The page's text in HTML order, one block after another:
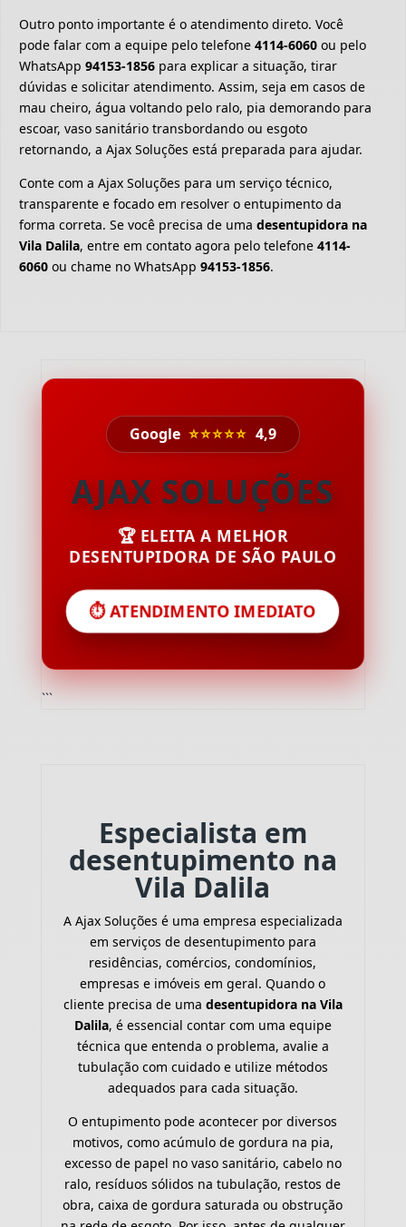
Outro ponto importante é o atendimento direto. Você
pode falar com a equipe pelo telefone 4114-6060 ou pelo
WhatsApp 94153-1856 para explicar a situação, tirar
dúvidas e solicitar atendimento. Assim, seja em casos de
mau cheiro, água voltando pelo ralo, pia demorando para
escoar, vaso sanitário transbordando ou esgoto
retornando, a Ajax Soluções está preparada para ajudar.
Conte com a Ajax Soluções para um serviço técnico,
transparente e focado em resolver o entupimento da
forma correta. Se você precisa de uma desentupidora na
Vila Dalila, entre em contato agora pelo telefone 4114-
6060 ou chame no WhatsApp 94153-1856.
Google ⭐⭐⭐⭐⭐ 4,9
AJAX SOLUÇÕES
🏆 ELEITA A MELHOR
DESENTUPIDORA DE SÃO PAULO
⏱️ ATENDIMENTO IMEDIATO
```
Especialista em
desentupimento na
Vila Dalila
A Ajax Soluções é uma empresa especializada
em serviços de desentupimento para
residências, comércios, condomínios,
empresas e imóveis em geral. Quando o
cliente precisa de uma desentupidora na Vila
Dalila, é essencial contar com uma equipe
técnica que entenda o problema, avalie a
tubulação com cuidado e utilize métodos
adequados para cada situação.
O entupimento pode acontecer por diversos
motivos, como acúmulo de gordura na pia,
excesso de papel no vaso sanitário, cabelo no
ralo, resíduos sólidos na tubulação, restos de
obra, caixa de gordura saturada ou obstrução